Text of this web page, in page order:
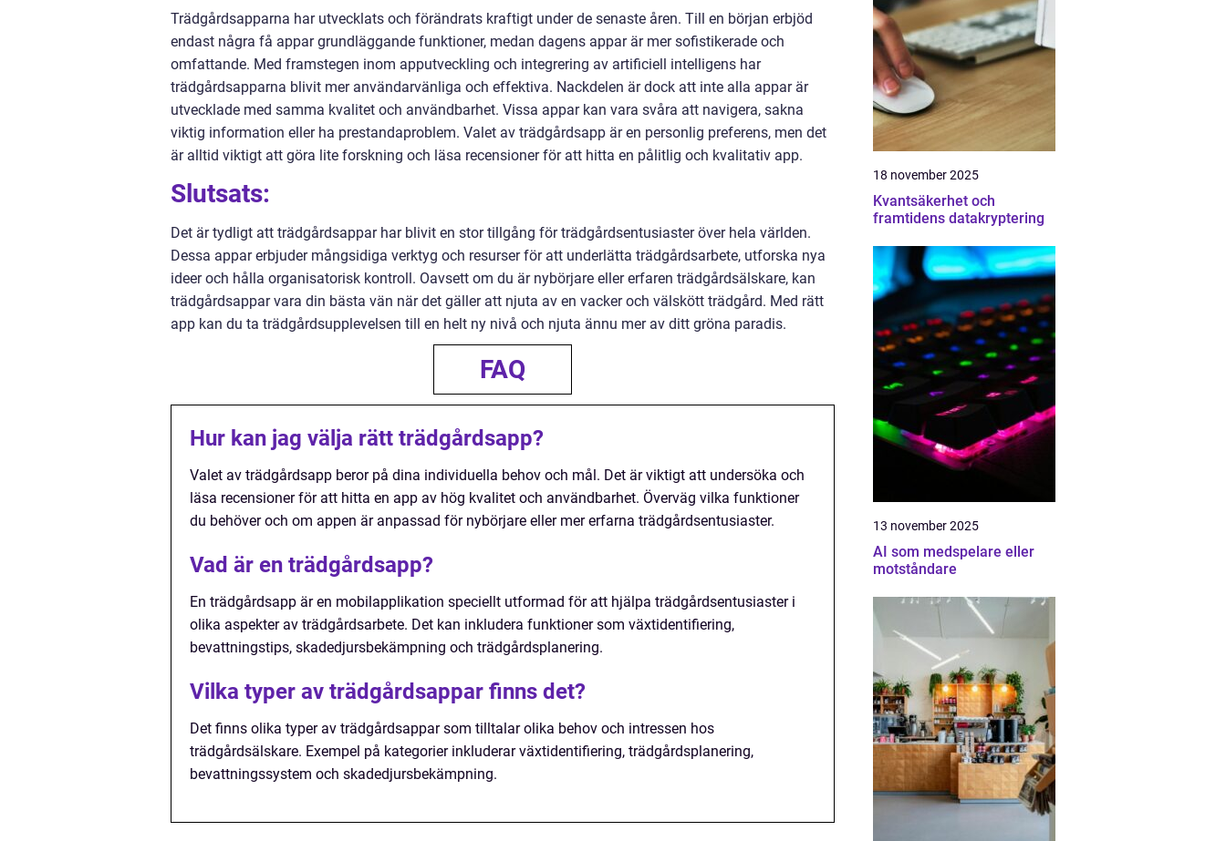
Trädgårdsapparna har utvecklats och förändrats kraftigt under de senaste åren. Till en början erbjöd
endast några få appar grundläggande funktioner, medan dagens appar är mer sofistikerade och
omfattande. Med framstegen inom apputveckling och integrering av artificiell intelligens har
trädgårdsapparna blivit mer användarvänliga och effektiva. Nackdelen är dock att inte alla appar är
utvecklade med samma kvalitet och användbarhet. Vissa appar kan vara svåra att navigera, sakna
viktig information eller ha prestandaproblem. Valet av trädgårdsapp är en personlig preferens, men det
är alltid viktigt att göra lite forskning och läsa recensioner för att hitta en pålitlig och kvalitativ app.
Slutsats:
Det är tydligt att trädgårdsappar har blivit en stor tillgång för trädgårdsentusiaster över hela världen.
Dessa appar erbjuder mångsidiga verktyg och resurser för att underlätta trädgårdsarbete, utforska nya
ideer och hålla organisatorisk kontroll. Oavsett om du är nybörjare eller erfaren trädgårdsälskare, kan
trädgårdsappar vara din bästa vän när det gäller att njuta av en vacker och välskött trädgård. Med rätt
app kan du ta trädgårdsupplevelsen till en helt ny nivå och njuta ännu mer av ditt gröna paradis.
FAQ
Hur kan jag välja rätt trädgårdsapp?
Valet av trädgårdsapp beror på dina individuella behov och mål. Det är viktigt att undersöka och
läsa recensioner för att hitta en app av hög kvalitet och användbarhet. Överväg vilka funktioner
du behöver och om appen är anpassad för nybörjare eller mer erfarna trädgårdsentusiaster.
Vad är en trädgårdsapp?
En trädgårdsapp är en mobilapplikation speciellt utformad för att hjälpa trädgårdsentusiaster i
olika aspekter av trädgårdsarbete. Det kan inkludera funktioner som växtidentifiering,
bevattningstips, skadedjursbekämpning och trädgårdsplanering.
Vilka typer av trädgårdsappar finns det?
Det finns olika typer av trädgårdsappar som tilltalar olika behov och intressen hos
trädgårdsälskare. Exempel på kategorier inkluderar växtidentifiering, trädgårdsplanering,
bevattningssystem och skadedjursbekämpning.
18 november 2025
Kvantsäkerhet och
framtidens datakryptering
13 november 2025
AI som medspelare eller
motståndare